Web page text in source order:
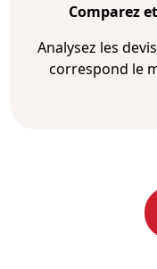
Comparez
Analysez les
correspond le